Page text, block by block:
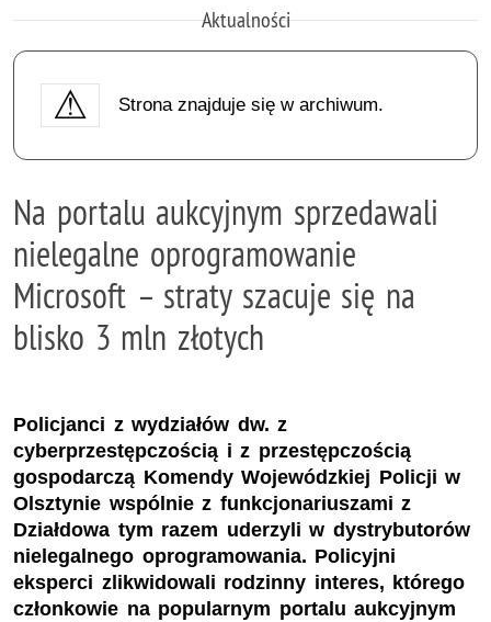
Aktualności
Strona znajduje się w archiwum.
Na portalu aukcyjnym sprzedawali
nielegalne oprogramowanie
Microsoft – straty szacuje się na
blisko 3 mln złotych
Policjanci z wydziałów dw. z
cyberprzestępczością i z przestępczością
gospodarczą Komendy Wojewódzkiej Policji w
Olsztynie wspólnie z funkcjonariuszami z
Działdowa tym razem uderzyli w dystrybutorów
nielegalnego oprogramowania. Policyjni
eksperci zlikwidowali rodzinny interes, którego
członkowie na popularnym portalu aukcyjnym